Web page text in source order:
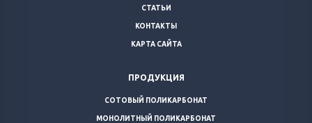
СТАТЬИ
КОНТАКТЫ
КАРТА САЙТА
ПРОДУКЦИЯ
СОТОВЫЙ ПОЛИКАРБОНАТ
МОНОЛИТНЫЙ ПОЛИКАРБОНАТ